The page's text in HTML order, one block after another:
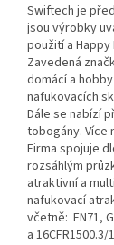
Swiftech je
jsou výrobky
použití a
Zavedená
domácí a
nafukovacích
Dále se nabízí
tobogány. Více
Firma spojuje
rozsáhlým
atraktivní a
nafukovací
včetně: EN71,
a